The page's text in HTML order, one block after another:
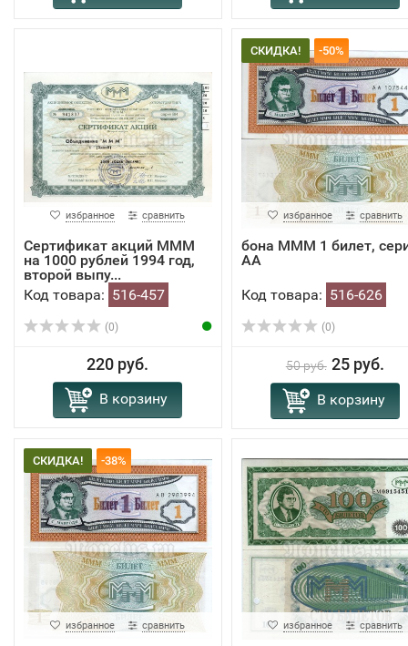
избранное сравнить
Сертификат акций МММ
на 1000 рублей 1994 год,
второй выпу...
Код товара: 516-457
(0)
220 руб.
В корзину
СКИДКА! -50%
избранное сравнить
​бона МММ 1 билет,
АА
Код товара: 516-626
(0)
50 руб. 25 руб.
В корзину
СКИДКА! -38%
избранное сравнить избранное сравнить